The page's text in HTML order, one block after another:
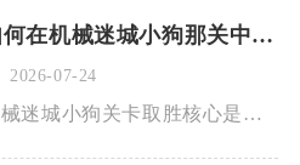
如何在机械迷城小狗那关中取得胜利
2026-07-24
机械迷城小狗关卡取胜核心是集齐吸附枪、解开箭头谜题、操控油罐...